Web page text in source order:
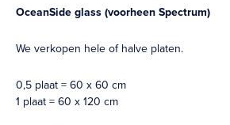
OceanSide glass (voorheen Spectrum)
We verkopen hele of halve platen.
0,5 plaat = 60 x 60 cm
1 plaat = 60 x 120 cm
the
gallery